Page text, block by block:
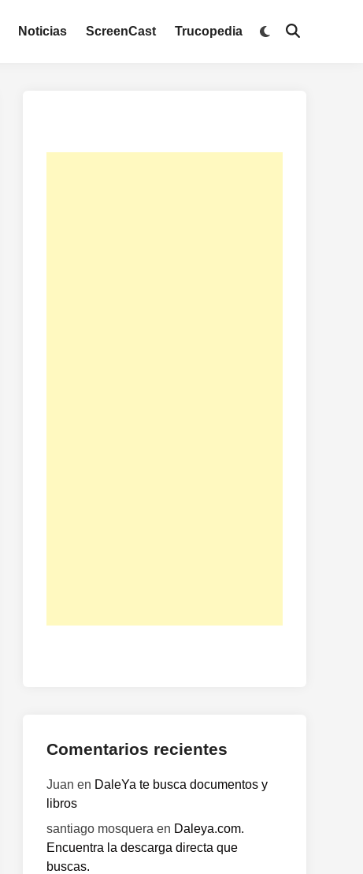
Noticias ScreenCast Trucopedia
Comentarios recientes
Juan en DaleYa te busca documentos y
libros
santiago mosquera en Daleya.com.
Encuentra la descarga directa que
buscas.